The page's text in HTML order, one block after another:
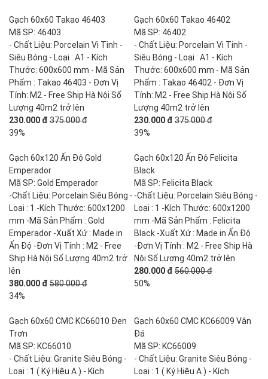
Gạch 60x60 Takao 46403
Mã SP: 46403
- Chất Liệu: Porcelain Vi Tinh -
Siêu Bóng - Loại : A1 - Kích
Thước: 600x600 mm - Mã Sản
Phẩm : Takao 46403 - Đơn Vị
Tính: M2 - Free Ship Hà Nội Số
Lượng 40m2 trở lên
230.000 đ 375.000 đ
39%
Gạch 60x60 Takao 46402
Mã SP: 46402
- Chất Liệu: Porcelain Vi Tinh -
Siêu Bóng - Loại : A1 - Kích
Thước: 600x600 mm - Mã Sản
Phẩm : Takao 46402 - Đơn Vị
Tính: M2 - Free Ship Hà Nội Số
Lượng 40m2 trở lên
230.000 đ 375.000 đ
39%
Gạch 60x120 Ấn Độ Gold
Emperador
Mã SP: Gold Emperador
-Chất Liệu: Porcelain Siêu Bóng -
Loại : 1 -Kích Thước: 600x1200
mm -Mã Sản Phẩm : Gold
Emperador -Xuất Xứ : Made in
Ấn Độ -Đơn Vị Tính : M2 - Free
Ship Hà Nội Số Lượng 40m2 trở
lên
380.000 đ 580.000 đ
34%
Gạch 60x120 Ấn Độ Felicita
Black
Mã SP: Felicita Black
-Chất Liệu: Porcelain Siêu Bóng -
Loại : 1 -Kích Thước: 600x1200
mm -Mã Sản Phẩm : Felicita
Black -Xuất Xứ : Made in Ấn Độ
-Đơn Vị Tính : M2 - Free Ship Hà
Nội Số Lượng 40m2 trở lên
280.000 đ 560.000 đ
50%
Gạch 60x60 CMC KC66010 Đen
Trơn
Mã SP: KC66010
- Chất Liệu: Granite Siêu Bóng -
Loại : 1 ( Ký Hiệu A ) - Kích
Gạch 60x60 CMC KC66009 Vân
Đá
Mã SP: KC66009
- Chất Liệu: Granite Siêu Bóng -
Loại : 1 ( Ký Hiệu A ) - Kích